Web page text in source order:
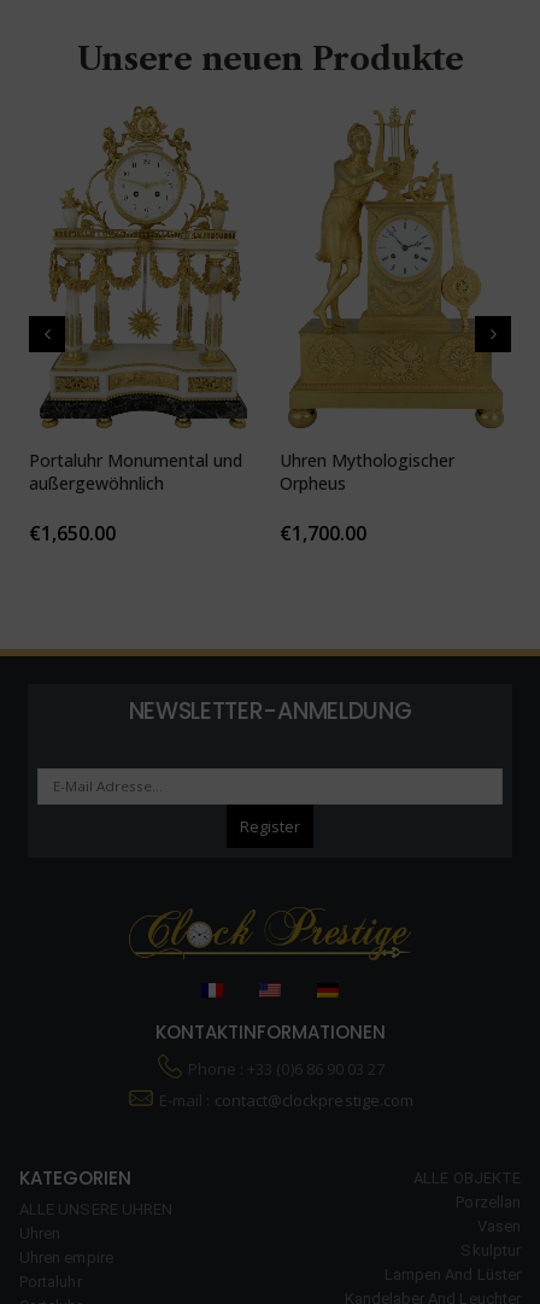
Unsere neuen Produkte
Portaluhr Monumental und
außergewöhnlich
€1,650.00
Uhren Mythologischer
Orpheus
€1,700.00
NEWSLETTER-ANMELDUNG
KONTAKTINFORMATIONEN
Phone : +33 (0)6 86 90 03 27
E-mail : contact@clockprestige.com
KATEGORIEN
ALLE UNSERE UHREN
Uhren
Uhren empire
Portaluhr
ALLE OBJEKTE
Porzellan
Vasen
Skulptur
Lampen And Lüster
Kandelaber And Leuchter